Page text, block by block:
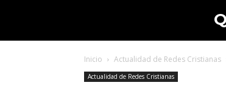
Inicio Actualidad de Redes Cristianas
Actualidad de Redes Cristianas